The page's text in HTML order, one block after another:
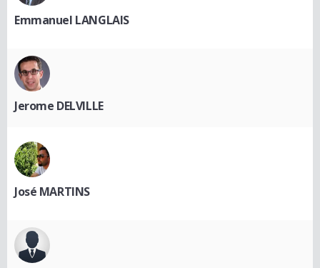
Emmanuel LANGLAIS
Jerome DELVILLE
José MARTINS